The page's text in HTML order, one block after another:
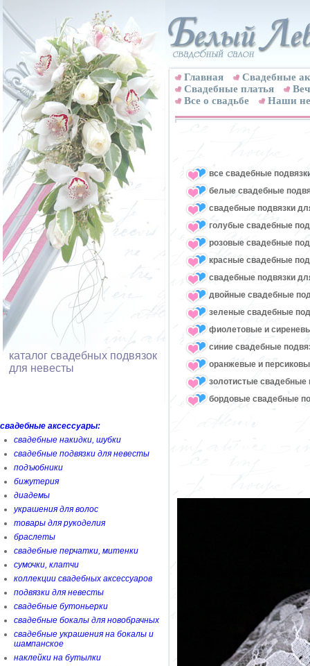
каталог свадебных подвязок
для невесты
свадебные аксессуары:
свадебные накидки, шубки
свадебные подвязки для невесты
подъюбники
бижутерия
диадемы
украшения для волос
товары для рукоделия
браслеты
свадебные перчатки, митенки
сумочки, клатчи
коллекции свадебных аксессуаров
подвязки для невесты
свадебные бутоньерки
свадебные бокалы для новобрачных
свадебные украшения на бокалы и
шампанское
наклейки на бутылки
Главная
Свадебные
Cвадебные платья
Все о свадьбе
Наши
все свадебные
белые свадебные
свадебные подвязки
голубые свадебные
розовые свадебные
красные свадебные
свадебные подвязки
двойные свадебные
зеленые свадебные
фиолетовые и
синие свадебные
оранжевые и
золотистые свадебные
бордовые свадебные